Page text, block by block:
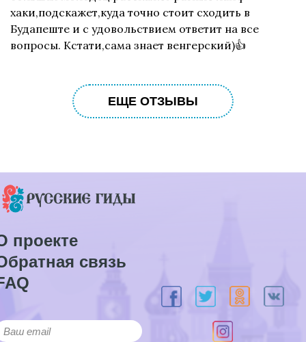
хаки,подскажет,куда точно стоит сходить в
Будапеште и с удовольствием ответит на все
вопросы. Кстати,сама знает венгерский)👍
ЕЩЕ ОТЗЫВЫ
проекте
связь